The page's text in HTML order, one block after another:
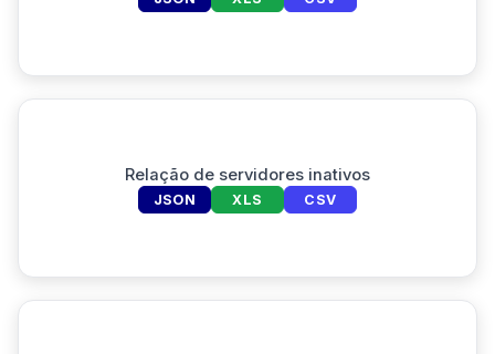
Relação de servidores inativos
JSON XLS CSV